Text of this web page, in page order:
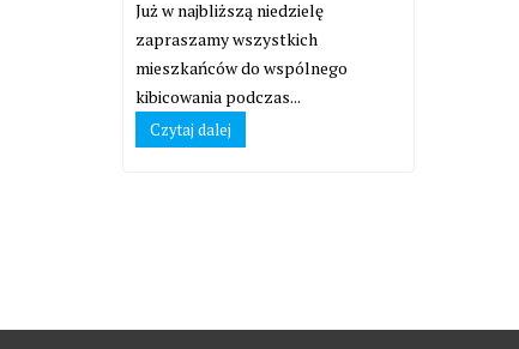
Już w najbliższą niedzielę
zapraszamy wszystkich
mieszkańców do wspólnego
kibicowania podczas...
Czytaj dalej